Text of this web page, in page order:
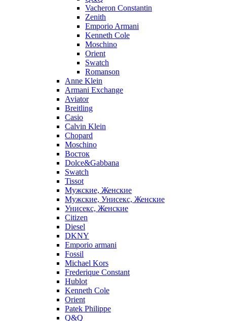
Vacheron Constantin
Zenith
Emporio Armani
Kenneth Cole
Moschino
Orient
Swatch
Romanson
Anne Klein
Armani Exchange
Aviator
Breitling
Casio
Calvin Klein
Chopard
Moschino
Восток
Dolce&Gabbana
Swatch
Tissot
Мужские, Женские
Мужские, Унисекс, Женские
Унисекс, Женские
Citizen
Diesel
DKNY
Emporio armani
Fossil
Michael Kors
Frederique Constant
Hublot
Kenneth Cole
Orient
Patek Philippe
Q&Q